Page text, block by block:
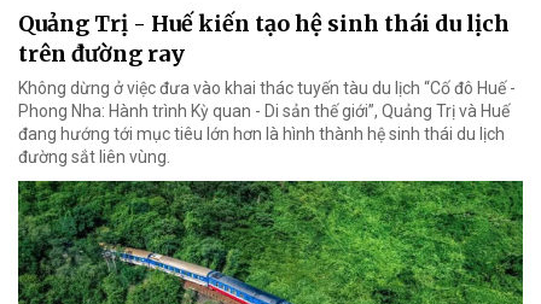
Quảng Trị - Huế kiến tạo hệ sinh thái du lịch
trên đường ray
Không dừng ở việc đưa vào khai thác tuyến tàu du lịch “Cố đô Huế -
Phong Nha: Hành trình Kỳ quan - Di sản thế giới”, Quảng Trị và Huế
đang hướng tới mục tiêu lớn hơn là hình thành hệ sinh thái du lịch
đường sắt liên vùng.